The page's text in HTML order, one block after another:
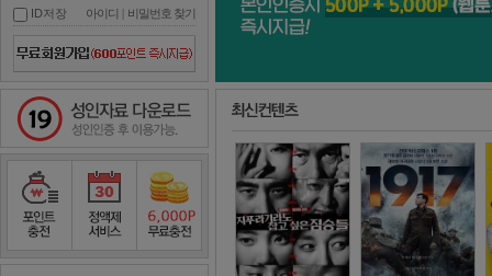
7 하트시그널
9 놀라운 토요일
10 슈퍼맨이 돌아왔다
1 나 혼자 산다
ID저장 아이디 | 비밀번호 찾기
포인트충전 정액제서비스포인트무료충전